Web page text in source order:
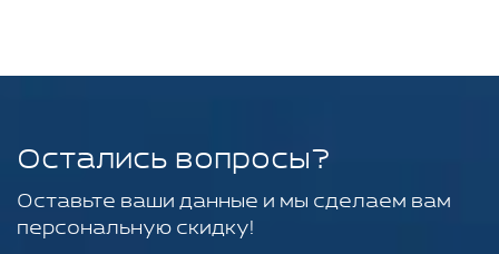
Остались вопросы?
Оставьте ваши данные и мы сделаем вам
персональную скидку!